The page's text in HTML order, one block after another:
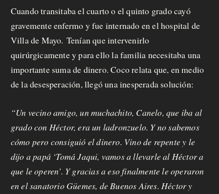
Cuando transitaba el cuarto o el quinto grado cayó
gravemente enfermo y fue internado en el hospital de
Villa de Mayo. Tenían que intervenirlo
quirúrgicamente y para ello la familia necesitaba una
importante suma de dinero. Coco relata que, en medio
de la desesperación, llegó una inesperada solución:
“Un vecino amigo, un muchachito, Canelo, que iba al
grado con Héctor, era un ladronzuelo. Y no sabemos
cómo pero consiguió el dinero. Vino de repente y le
dijo a papá ‘Tomá Jaqui, vamos a llevarle al Héctor a
que le operen’. Y gracias a eso finalmente le operaron
en el sanatorio Güemes, de Buenos Aires. Héctor y